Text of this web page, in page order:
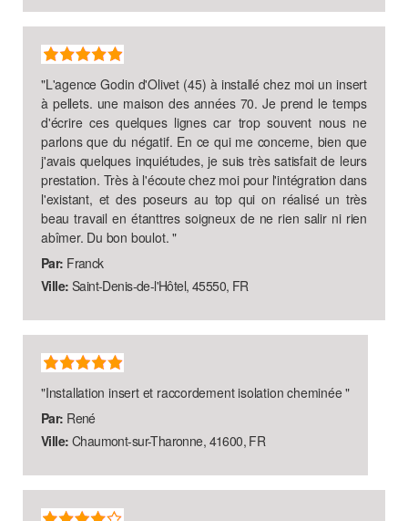
"L'agence Godin d'Olivet (45) à installé chez moi un insert
à pellets. une maison des années 70. Je prend le temps
d'écrire ces quelques lignes car trop souvent nous ne
parlons que du négatif. En ce qui me concerne, bien que
j'avais quelques inquiétudes, je suis très satisfait de leurs
prestation. Très à l'écoute chez moi pour l'intégration dans
l'existant, et des poseurs au top qui on réalisé un très
beau travail en étanttres soigneux de ne rien salir ni rien
abîmer. Du bon boulot."
Par: Franck
Ville: Saint-Denis-de-l'Hôtel, 45550, FR
"Installation insert et raccordement isolation cheminée"
Par: René
Ville: Chaumont-sur-Tharonne, 41600, FR